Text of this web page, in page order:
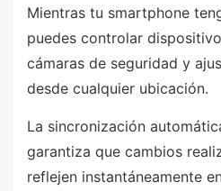
Mientras tu smartphone
puedes controlar
cámaras de seguridad y
desde cualquier ubicación.
La sincronización
garantiza que cambios
reflejen instantáneamente